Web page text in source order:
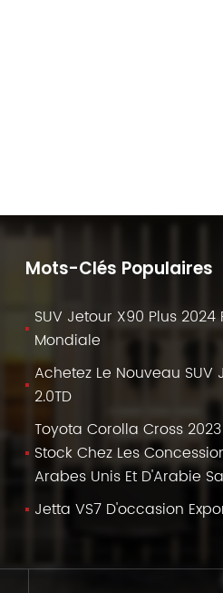
Mots-Clés Populaires
SUV Jetour X90 Plus
Mondiale
Achetez Le Nouveau
2.0TD
Toyota Corolla Cross
Stock Chez Les
Arabes Unis Et D'Arabie
Jetta VS7 D'occasion